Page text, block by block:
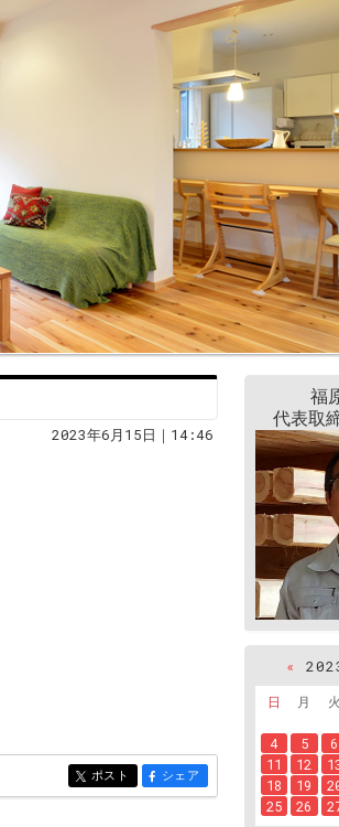
2023年6月15日｜14:46
entry800
ポスト entry800
シェア
福
代表取
«
日
月 火
4
5 6
11
12
18
19
25
26